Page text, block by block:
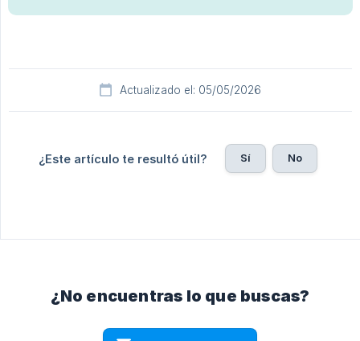
Actualizado el: 05/05/2026
¿Este artículo te resultó útil? Sí No
¿No encuentras lo que buscas?